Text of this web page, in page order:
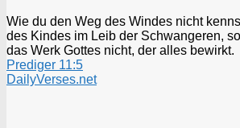
Wie du den Weg des Windes nicht
des Kindes im Leib der Schwangeren,
das Werk Gottes nicht, der alles bewirkt.
Prediger 11:5
DailyVerses.net